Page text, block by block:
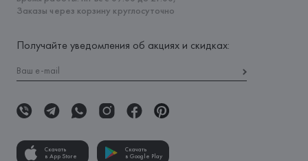
Заказы через корзину круглосуточно
Получайте уведомления об акциях и скидках:
Скачать
в App Store
Скачать
в Google Play